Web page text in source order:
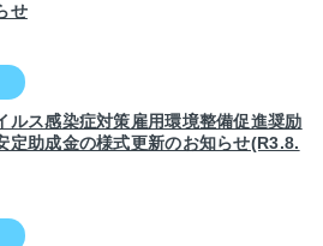
せ
ルス感染症対策雇用環境整備促進奨励
定助成金の様式更新のお知らせ(R3.8.